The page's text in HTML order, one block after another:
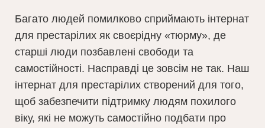
Багато людей помилково сприймають інтернат
для престарілих як своєрідну «тюрму», де
старші люди позбавлені свободи та
самостійності. Насправді це зовсім не так. Наш
інтернат для престарілих створений для того,
щоб забезпечити підтримку людям похилого
віку, які не можуть самостійно подбати про